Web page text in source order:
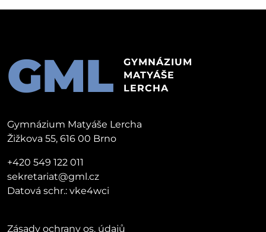
GML
GYMNÁZIUM
MATYÁŠE
LERCHA
Gymnázium Matyáše Lercha
Žižkova 55, 616 00 Brno
+420 549 122 011
sekretariat@gml.cz
Datová schr.: vke4wci
Zásady ochrany os. údajů